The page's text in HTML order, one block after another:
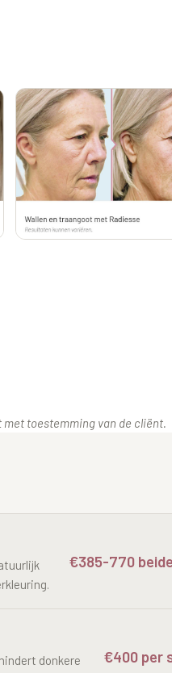
met toestemming van de cliënt.
€385-770
donkere
€400 per